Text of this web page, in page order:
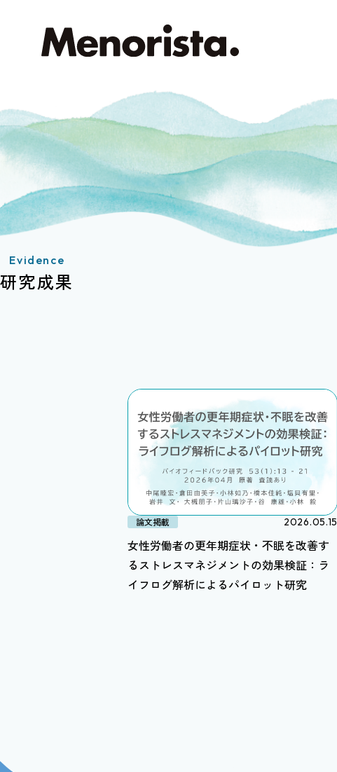
Evidence
研究成果
論文掲載 2026.05.15
女性労働者の更年期症状・不眠を改善す
るストレスマネジメントの効果検証：ラ
イフログ解析によるパイロット研究